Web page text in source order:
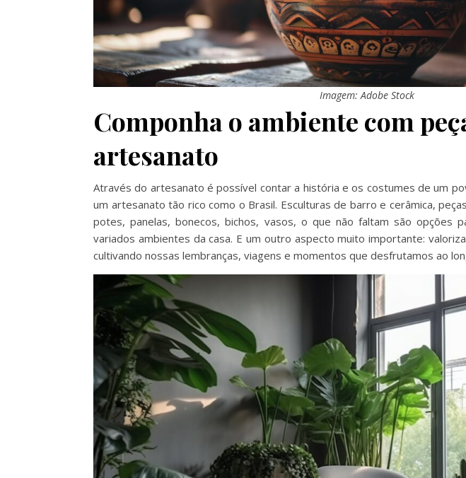
Imagem: Adobe Stock
Componha o ambiente com
artesanato
Através do artesanato é possível contar a história e os costumes de um
um artesanato tão rico como o Brasil. Esculturas de barro e cerâmica,
potes, panelas, bonecos, bichos, vasos, o que não faltam são opções
variados ambientes da casa. E um outro aspecto muito importante:
cultivando nossas lembranças, viagens e momentos que desfrutamos ao